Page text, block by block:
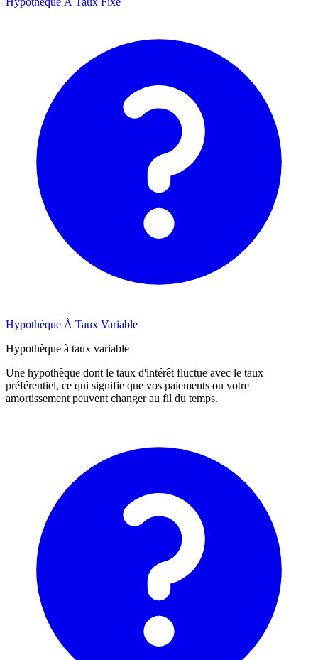
Hypothèque À Taux Variable
Hypothèque à taux variable
Une hypothèque dont le taux d'intérêt fluctue avec le taux
préférentiel, ce qui signifie que vos paiements ou votre
amortissement peuvent changer au fil du temps.